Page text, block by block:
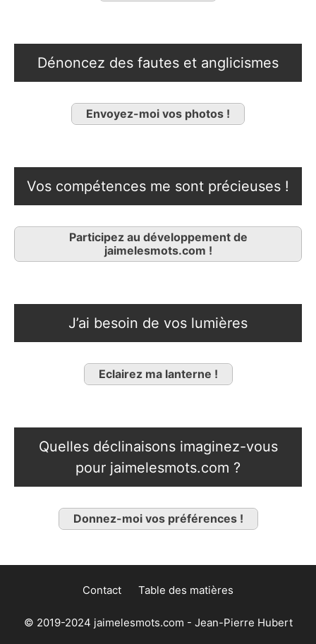
Dénoncez des fautes et anglicismes
Envoyez-moi vos photos !
Vos compétences me sont précieuses !
Participez au développement de
jaimelesmots.com !
J’ai besoin de vos lumières
Eclairez ma lanterne !
Quelles déclinaisons imaginez-vous
pour jaimelesmots.com ?
Donnez-moi vos préférences !
Contact Table des matières
© 2019-2024 jaimelesmots.com - Jean-Pierre Hubert